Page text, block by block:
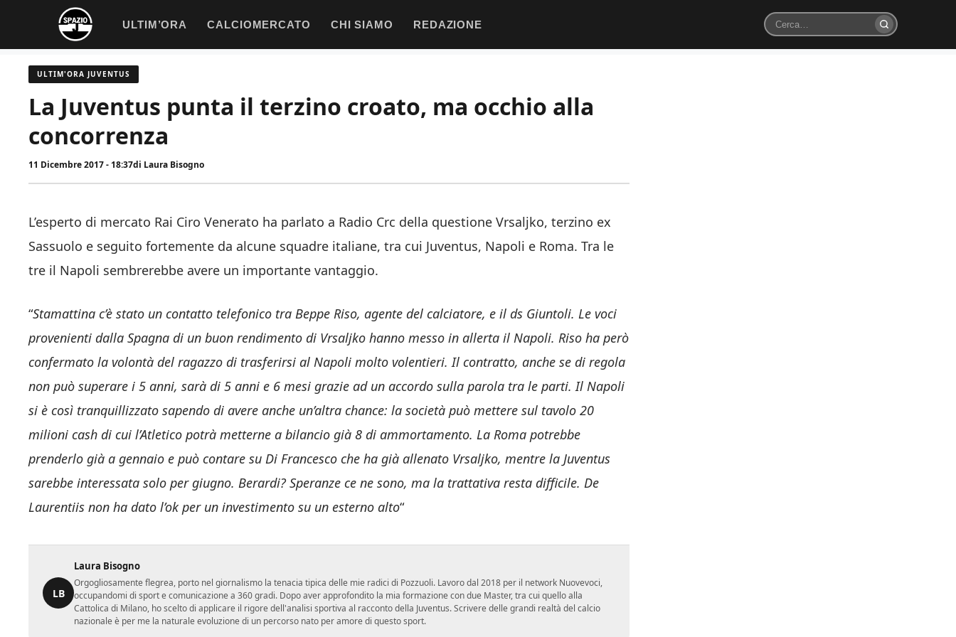
contenuto
ULTIM’ORA CALCIOMERCATO CHI SIAMO REDAZIONE
Cerca
ULTIM'ORA JUVENTUS
La Juventus punta il terzino croato, ma occhio alla
concorrenza
11 Dicembre 2017 - 18:37di Laura Bisogno
L’esperto di mercato Rai Ciro Venerato ha parlato a Radio Crc della questione Vrsaljko, terzino ex
Sassuolo e seguito fortemente da alcune squadre italiane, tra cui Juventus, Napoli e Roma. Tra le
tre il Napoli sembrerebbe avere un importante vantaggio.
“Stamattina c’è stato un contatto telefonico tra Beppe Riso, agente del calciatore, e il ds Giuntoli. Le voci
provenienti dalla Spagna di un buon rendimento di Vrsaljko hanno messo in allerta il Napoli. Riso ha però
confermato la volontà del ragazzo di trasferirsi al Napoli molto volentieri. Il contratto, anche se di regola
non può superare i 5 anni, sarà di 5 anni e 6 mesi grazie ad un accordo sulla parola tra le parti. Il Napoli
si è così tranquillizzato sapendo di avere anche un’altra chance: la società può mettere sul tavolo 20
milioni cash di cui l’Atletico potrà metterne a bilancio già 8 di ammortamento. La Roma potrebbe
prenderlo già a gennaio e può contare su Di Francesco che ha già allenato Vrsaljko, mentre la Juventus
sarebbe interessata solo per giugno. Berardi? Speranze ce ne sono, ma la trattativa resta difficile. De
Laurentiis non ha dato l’ok per un investimento su un esterno alto“
LB
Laura Bisogno
Orgogliosamente flegrea, porto nel giornalismo la tenacia tipica delle mie radici di Pozzuoli. Lavoro dal 2018 per il network Nuovevoci,
occupandomi di sport e comunicazione a 360 gradi. Dopo aver approfondito la mia formazione con due Master, tra cui quello alla
Cattolica di Milano, ho scelto di applicare il rigore dell'analisi sportiva al racconto della Juventus. Scrivere delle grandi realtà del calcio
nazionale è per me la naturale evoluzione di un percorso nato per amore di questo sport.